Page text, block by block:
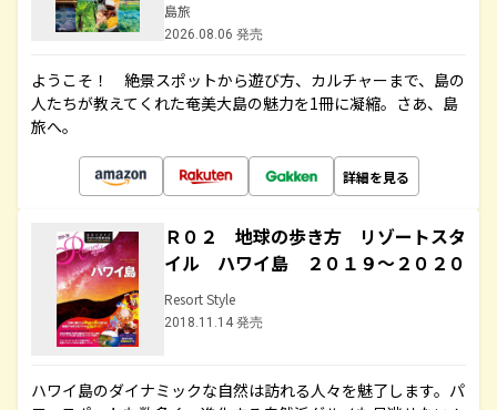
島旅
2026.08.06 発売
ようこそ！ 絶景スポットから遊び方、カルチャーまで、島の
人たちが教えてくれた奄美大島の魅力を1冊に凝縮。さあ、島
旅へ。
詳細を見る
Ｒ０２ 地球の歩き方 リゾートスタ
イル ハワイ島 ２０１９～２０２０
Resort Style
2018.11.14 発売
ハワイ島のダイナミックな自然は訪れる人々を魅了します。パ